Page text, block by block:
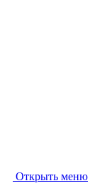
Открыть меню